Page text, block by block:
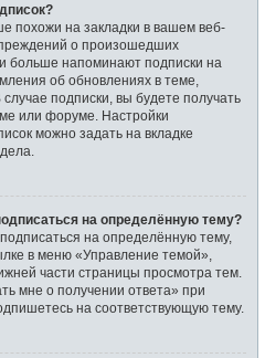
похожи на закладки в вашем веб-
о произошедших
больше напоминают подписки на
об обновлениях в теме,
подписки, вы будете получать
или форуме. Настройки
можно задать на вкладке
на определённую тему?
на определённую тему,
в меню «Управление темой»,
части страницы просмотра тем.
мне о получении ответа» при
на соответствующую тему.